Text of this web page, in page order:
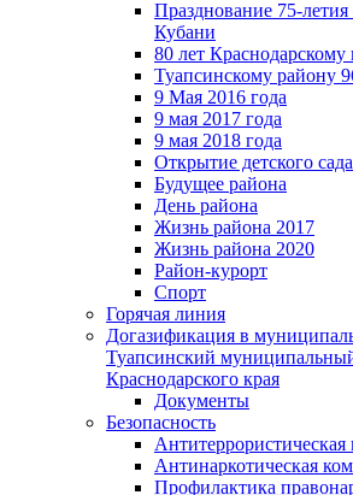
Празднование 75-
Кубани
80 лет Краснодарскому
Туапсинскому району
9 Мая 2016 года
9 мая 2017 года
9 мая 2018 года
Открытие детского
Будущее района
День района
Жизнь района 2017
Жизнь района 2020
Район-курорт
Спорт
Горячая линия
Догазификация в
Туапсинский
Краснодарского края
Документы
Безопасность
Антитеррористическая
Антинаркотическая
Профилактика